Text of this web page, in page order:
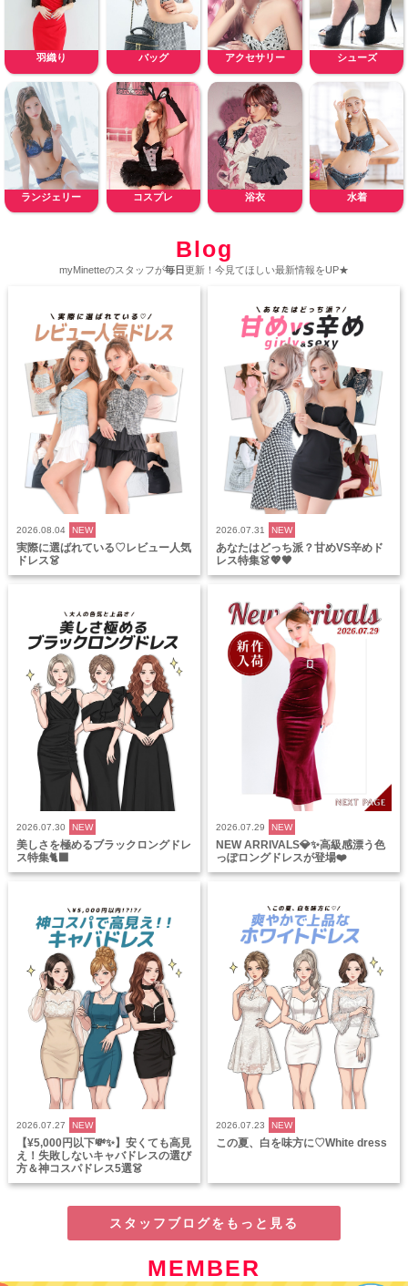
羽織り バッグ アクセサリー シューズ
ランジェリー コスプレ 浴衣 水着
Blog
myMinetteのスタッフが毎日更新！今見てほしい最新情報をUP★
2026.08.04 NEW
実際に選ばれている♡レビュー人気
ドレス👗
2026.07.31 NEW
あなたはどっち派？甘めVS辛めド
レス特集👗💖🖤
2026.07.30 NEW
美しさを極めるブラックロングドレ
ス特集🐈‍⬛
2026.07.29 NEW
NEW ARRIVALS💎✨高級感漂う色
っぽロングドレスが登場❤️
2026.07.27 NEW
【¥5,000円以下💸✨】安くても高見
え！失敗しないキャバドレスの選び
方＆神コスパドレス5選👗
2026.07.23 NEW
この夏、白を味方に♡White dress
スタッフブログをもっと見る
MEMBER